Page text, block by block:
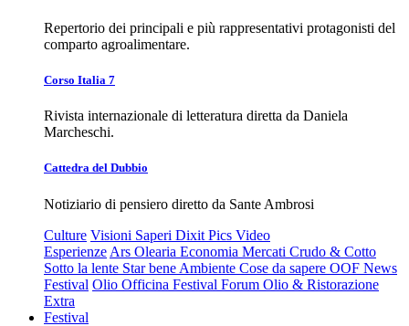
Repertorio dei principali e più rappresentativi protagonisti del
comparto agroalimentare.
Corso Italia 7
Rivista internazionale di letteratura diretta da Daniela
Marcheschi.
Cattedra del Dubbio
Notiziario di pensiero diretto da Sante Ambrosi
Culture Visioni Saperi Dixit Pics Video
Esperienze Ars Olearia Economia Mercati Crudo & Cotto
Sotto la lente Star bene Ambiente Cose da sapere OOF News
Festival Olio Officina Festival Forum Olio & Ristorazione
Extra
Festival